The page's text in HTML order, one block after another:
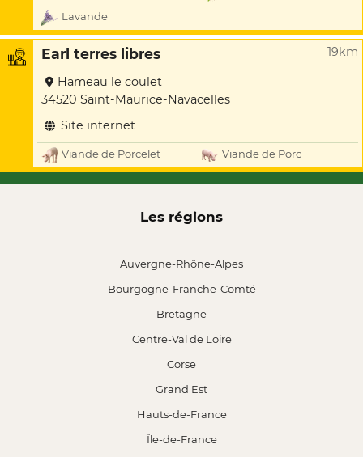
Lavande
Earl terres libres 19km
Hameau le coulet
34520 Saint-Maurice-Navacelles
Site internet
Viande de Porcelet Viande de Porc
Les régions
Auvergne-Rhône-Alpes
Bourgogne-Franche-Comté
Bretagne
Centre-Val de Loire
Corse
Grand Est
Hauts-de-France
Île-de-France